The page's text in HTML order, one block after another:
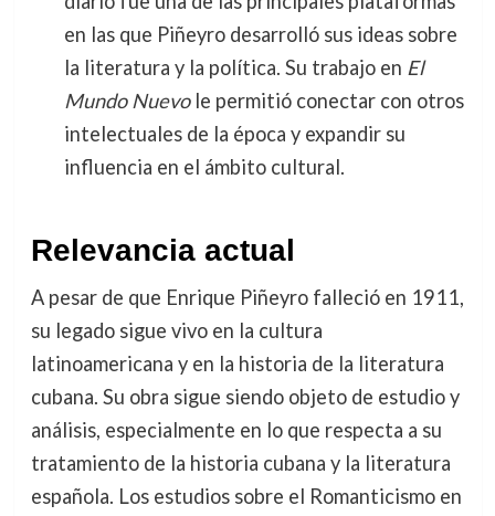
en las que Piñeyro desarrolló sus ideas sobre
la literatura y la política. Su trabajo en El
Mundo Nuevole permitió conectar con otros
intelectuales de la época y expandir su
influencia en el ámbito cultural.
Relevancia actual
A pesar de que Enrique Piñeyro falleció en 1911,
su legado sigue vivo en la cultura
latinoamericana y en la historia de la literatura
cubana. Su obra sigue siendo objeto de estudio y
análisis, especialmente en lo que respecta a su
tratamiento de la historia cubana y la literatura
española. Los estudios sobre el Romanticismo en